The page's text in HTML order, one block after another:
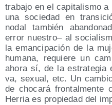
tra­ba­jo en el capi­ta­lis­mo
una socie­dad en
nodal tam­bién
error nues­tro– al
la eman­ci­pa­ción de la
huma­na, requie­re un
aho­ra sí, de la estra­te­gia
va, sexual, etc. Un
de cho­ca­rá fron­tal­men­te
Herria es pro­pie­dad del